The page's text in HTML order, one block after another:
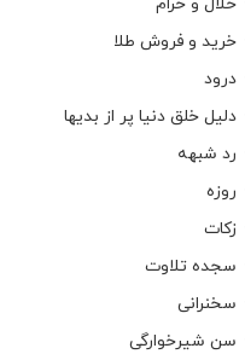
خرید و فروش طلا
درود
دلیل خلق دنیا پر از بدیها
رد شبهه
روزه
زکات
سجده تلاوت
سخنرانی
سن شیرخوارگی